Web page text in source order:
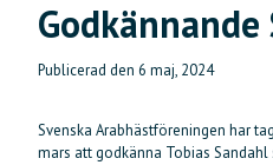
Godkännande
Publicerad den 6 maj, 2024
Svenska Arabhästföreningen har
mars att godkänna Tobias